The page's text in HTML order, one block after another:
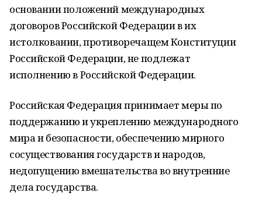
основании положений международных
договоров Российской Федерации в их
истолковании, противоречащем Конституции
Российской Федерации, не подлежат
исполнению в Российской Федерации.
Российская Федерация принимает меры по
поддержанию и укреплению международного
мира и безопасности, обеспечению мирного
сосуществования государств и народов,
недопущению вмешательства во внутренние
дела государства.